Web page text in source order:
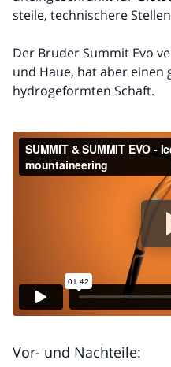
steile, technischere
Der Bruder Summit Evo
und Haue, hat aber
hydrogeformten Schaft.
Vor- und Nachteile: